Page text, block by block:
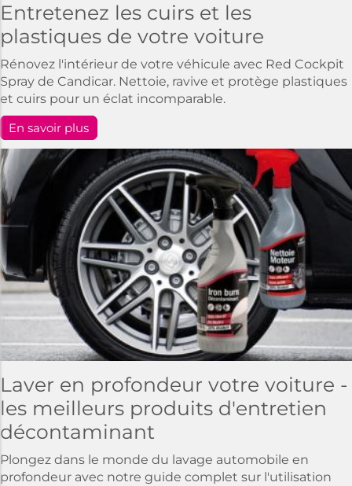
Entretenez les cuirs et les
plastiques de votre voiture
Rénovez l'intérieur de votre véhicule avec Red Cockpit
Spray de Candicar. Nettoie, ravive et protège plastiques
et cuirs pour un éclat incomparable.
En savoir plus
Laver en profondeur votre voiture -
les meilleurs produits d'entretien
décontaminant
Plongez dans le monde du lavage automobile en
profondeur avec notre guide complet sur l'utilisation